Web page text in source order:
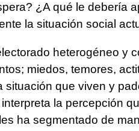
¿A qué le debería
la situación social
heterogéneo y
miedos, temores,
situación que viven y
la percepción
ha segmentado de